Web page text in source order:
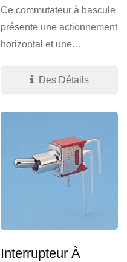
Ce commutateur à bascule
présente une actionnement
horizontal et une
Des Détails
Interrupteur À